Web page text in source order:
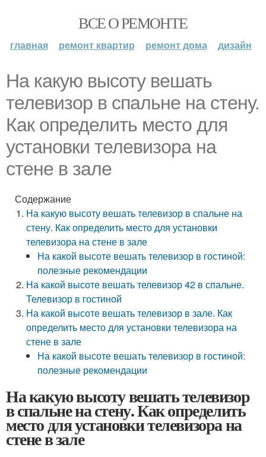
ВСЕ О РЕМОНТЕ
главная ремонт квартир ремонт дома дизайн
На какую высоту вешать
телевизор в спальне на стену.
Как определить место для
установки телевизора на
стене в зале
Содержание
На какую высоту вешать телевизор в спальне на
стену. Как определить место для установки
телевизора на стене в зале
На какой высоте вешать телевизор в гостиной:
полезные рекомендации
На какой высоте вешать телевизор 42 в спальне.
Телевизор в гостиной
На какой высоте вешать телевизор в зале. Как
определить место для установки телевизора на
стене в зале
На какой высоте вешать телевизор в гостиной:
полезные рекомендации
На какую высоту вешать телевизор
в спальне на стену. Как определить
место для установки телевизора на
стене в зале